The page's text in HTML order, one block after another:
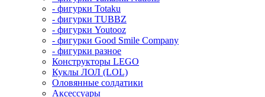
- фигурки Totaku
- фигурки TUBBZ
- фигурки Youtooz
- фигурки Good Smile Company
- фигурки разное
Конструкторы LEGO
Куклы ЛОЛ (LOL)
Оловянные солдатики
Аксессуары